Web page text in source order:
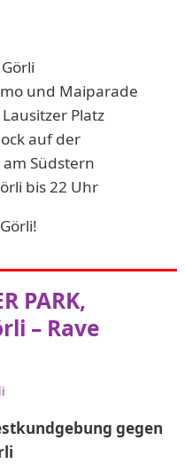
und Maiparade
Platz
auf der
Südstern
bis 22 Uhr
PARK,
– Rave
gegen